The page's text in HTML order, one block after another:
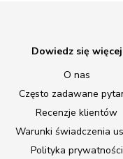
Dowiedz się więcej
O nas
Często zadawane
Recenzje klientów
Warunki świadczenia
Polityka prywatności